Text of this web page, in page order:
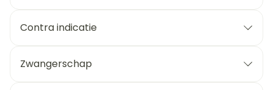
Contra indicatie
Zwangerschap